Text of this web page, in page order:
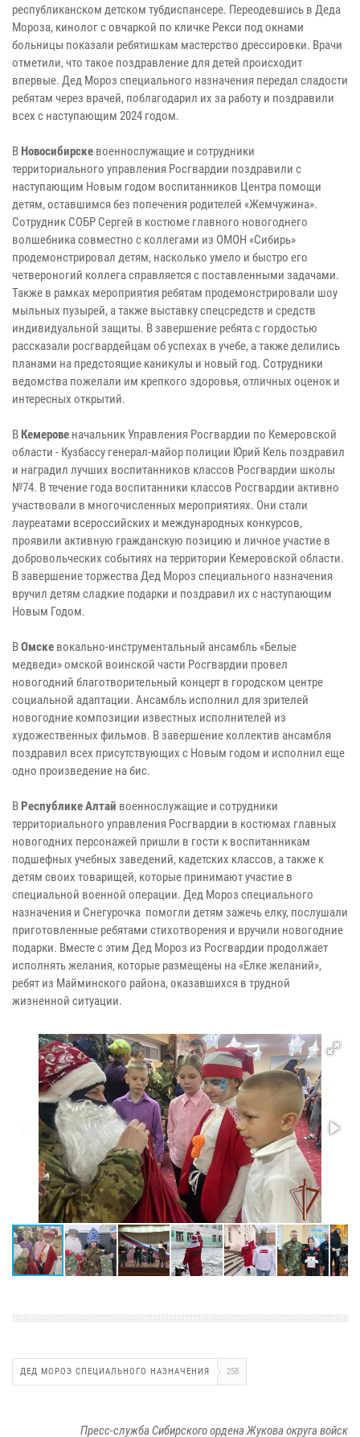
республиканском детском тубдиспансере. Переодевшись в Деда
Мороза, кинолог с овчаркой по кличке Рекси под окнами
больницы показали ребятишкам мастерство дрессировки. Врачи
отметили, что такое поздравление для детей происходит
впервые. Дед Мороз специального назначения передал сладости
ребятам через врачей, поблагодарил их за работу и поздравили
всех с наступающим 2024 годом.
В Новосибирске военнослужащие и сотрудники
территориального управления Росгвардии поздравили с
наступающим Новым годом воспитанников Центра помощи
детям, оставшимся без попечения родителей «Жемчужина».
Сотрудник СОБР Сергей в костюме главного новогоднего
волшебника совместно с коллегами из ОМОН «Сибирь»
продемонстрировал детям, насколько умело и быстро его
четвероногий коллега справляется с поставленными задачами.
Также в рамках мероприятия ребятам продемонстрировали шоу
мыльных пузырей, а также выставку спецсредств и средств
индивидуальной защиты. В завершение ребята с гордостью
рассказали росгвардейцам об успехах в учебе, а также делились
планами на предстоящие каникулы и новый год. Сотрудники
ведомства пожелали им крепкого здоровья, отличных оценок и
интересных открытий.
В Кемерове начальник Управления Росгвардии по Кемеровской
области - Кузбассу генерал-майор полиции Юрий Кель поздравил
и наградил лучших воспитанников классов Росгвардии школы
№74. В течение года воспитанники классов Росгвардии активно
участвовали в многочисленных мероприятиях. Они стали
лауреатами всероссийских и международных конкурсов,
проявили активную гражданскую позицию и личное участие в
добровольческих событиях на территории Кемеровской области.
В завершение торжества Дед Мороз специального назначения
вручил детям сладкие подарки и поздравил их с наступающим
Новым Годом.
ВОмске вокально-инструментальный ансамбль «Белые
медведи» омской воинской части Росгвардии провел
новогодний благотворительный концерт в городском центре
социальной адаптации. Ансамбль исполнил для зрителей
новогодние композиции известных исполнителей из
художественных фильмов. В завершение коллектив ансамбля
поздравил всех присутствующих с Новым годом и исполнил еще
одно произведение на бис.
В Республике Алтай военнослужащие и сотрудники
территориального управления Росгвардии в костюмах главных
новогодних персонажей пришли в гости к воспитанникам
подшефных учебных заведений, кадетских классов, а также к
детям своих товарищей, которые принимают участие в
специальной военной операции. Дед Мороз специального
назначения и Снегурочка помогли детям зажечь елку, послушали
приготовленные ребятами стихотворения и вручили новогодние
подарки. Вместе с этим Дед Мороз из Росгвардии продолжает
исполнять желания, которые размещены на «Елке желаний»,
ребят из Майминского района, оказавшихся в трудной
жизненной ситуации.
ДЕД МОРОЗ СПЕЦИАЛЬНОГО НАЗНАЧЕНИЯ 258
Пресс-служба Сибирского ордена Жукова округа войск